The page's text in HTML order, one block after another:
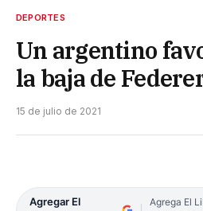
DEPORTES
Un argentino
la baja de
15 de julio de 2021
Agregar El
Agrega El